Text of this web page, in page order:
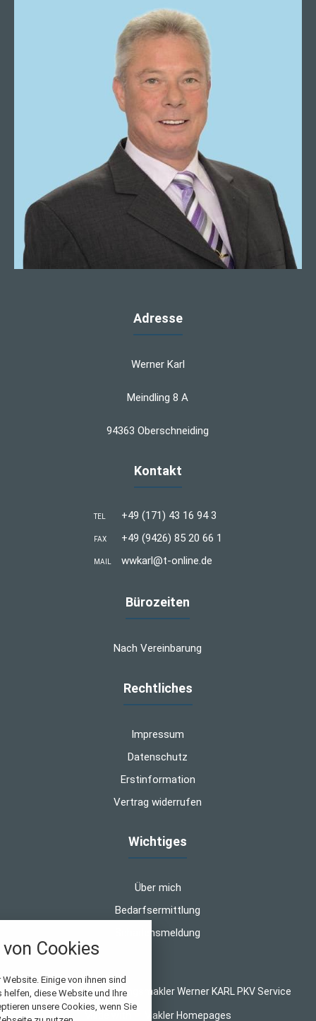
Adresse
Werner Karl
Meindling 8 A
94363 Oberschneiding
Kontakt
TEL +49 (171) 43 16 94 3
FAX +49 (9426) 85 20 66 1
MAIL wwkarl@t-online.de
Bürozeiten
Nach Vereinbarung
Rechtliches
Impressum
Datenschutz
Erstinformation
Vertrag widerrufen
Wichtiges
Über mich
Bedarfsermittlung
Schadensmeldung
© 2026 WK-Versicherungsmakler Werner KARL PKV Service
Makler Homepages
Cookies
Einige von ihnen sind
diese Website und Ihre
unsere Cookies, wenn Sie
alle verwendeten Cookies und
folgende Kategorien zu